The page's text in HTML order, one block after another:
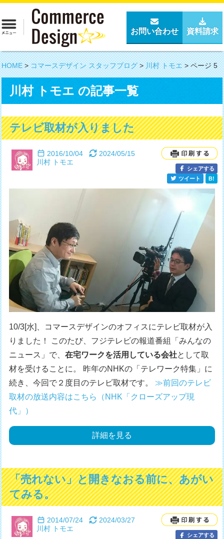
お問い合わせ 資料請求
HOME>コマースデザイン スタッフブログ>川村 トモエ>ページ 5
川村 トモエ の記事一覧
テレビ取材が入りました
2016/10/04
2024/05/15
川村 トモエ
シェアする
ツイート
B!
10/3[水]、コマースデザインのオフィスにテレビ取材が入
りました！ このたび、フジテレビの報道番組「みんなの
ニュース」で、在宅ワークを活用している会社として取
材を受けることに。 昨年のNHKの「テレワーク特集」に
続き、今回で２度目のテレビ取材です。≫前回のテレビ
取材の放送内容はこちら（NHK「クローズアップ現
代」）
詳細を見る
「売れない」と開きなおる前に、あがい
てみる。
2014/07/24
2024/03/27
川村 トモエ
シェアする